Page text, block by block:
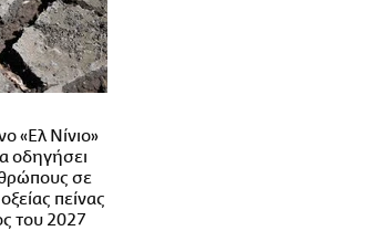
«Ελ Νίνιο»
οδηγήσει
σε
πείνας
του 2027